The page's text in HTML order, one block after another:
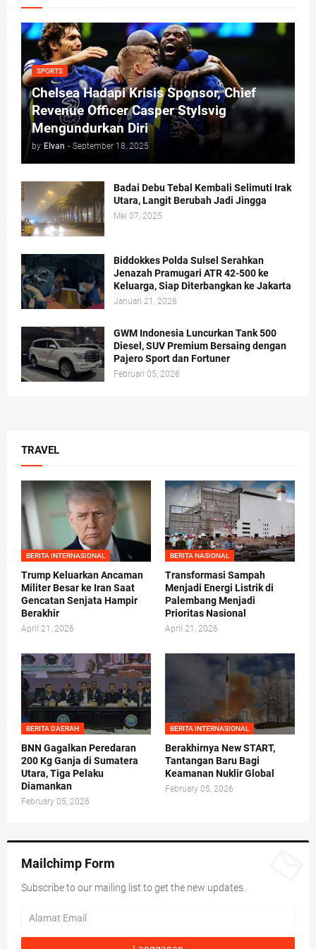
SPORTS
Chelsea Hadapi Krisis Sponsor, Chief
Revenue Officer Casper Stylsvig
Mengundurkan Diri
by Elvan - September 18, 2025
Badai Debu Tebal Kembali Selimuti Irak
Utara, Langit Berubah Jadi Jingga
Mei 07, 2025
Biddokkes Polda Sulsel Serahkan
Jenazah Pramugari ATR 42-500 ke
Keluarga, Siap Diterbangkan ke Jakarta
Januari 21, 2026
GWM Indonesia Luncurkan Tank 500
Diesel, SUV Premium Bersaing dengan
Pajero Sport dan Fortuner
Februari 05, 2026
TRAVEL
BERITA INTERNASIONAL
Trump Keluarkan Ancaman
Militer Besar ke Iran Saat
Gencatan Senjata Hampir
Berakhir
April 21, 2026
BERITA NASIONAL
Transformasi Sampah
Menjadi Energi Listrik di
Palembang Menjadi
Prioritas Nasional
April 21, 2026
BERITA DAERAH
BNN Gagalkan Peredaran
200 Kg Ganja di Sumatera
Utara, Tiga Pelaku
Diamankan
February 05, 2026
BERITA INTERNASIONAL
Berakhirnya New START,
Tantangan Baru Bagi
Keamanan Nuklir Global
February 05, 2026
Mailchimp Form
Subscribe to our mailing list to get the new updates.